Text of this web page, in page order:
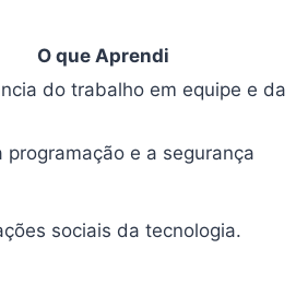
O que Aprendi
do trabalho em equipe e da
programação e a segurança
sociais da tecnologia.